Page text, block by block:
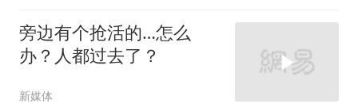
旁边有个抢活的…怎么
办？人都过去了？
新媒体